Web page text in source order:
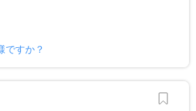
ですか？